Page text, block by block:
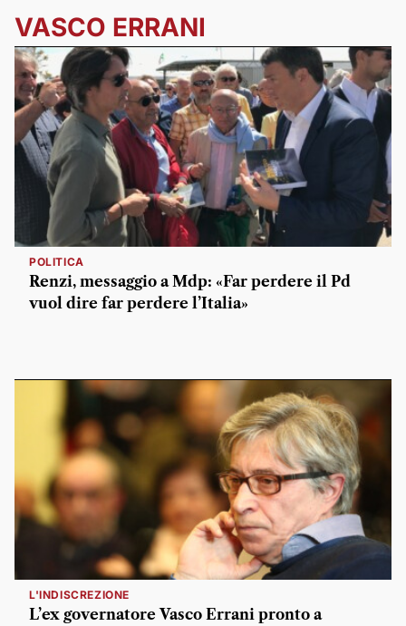
VASCO ERRANI
POLITICA
Renzi, messaggio a Mdp: «Far perdere il Pd
vuol dire far perdere l’Italia»
L'INDISCREZIONE
L’ex governatore Vasco Errani pronto a